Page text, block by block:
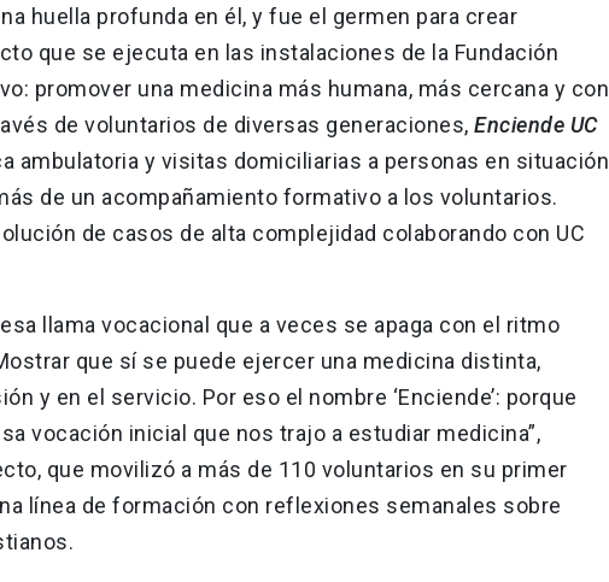
huella profunda en él, y fue el germen para crear
que se ejecuta en las instalaciones de la Fundación
promover una medicina más humana, más cercana y con
de voluntarios de diversas generaciones, Enciende UC
ambulatoria y visitas domiciliarias a personas en situación
de un acompañamiento formativo a los voluntarios.
de casos de alta complejidad colaborando con UC
llama vocacional que a veces se apaga con el ritmo
que sí se puede ejercer una medicina distinta,
y en el servicio. Por eso el nombre ‘Enciende’: porque
vocación inicial que nos trajo a estudiar medicina”,
que movilizó a más de 110 voluntarios en su primer
línea de formación con reflexiones semanales sobre